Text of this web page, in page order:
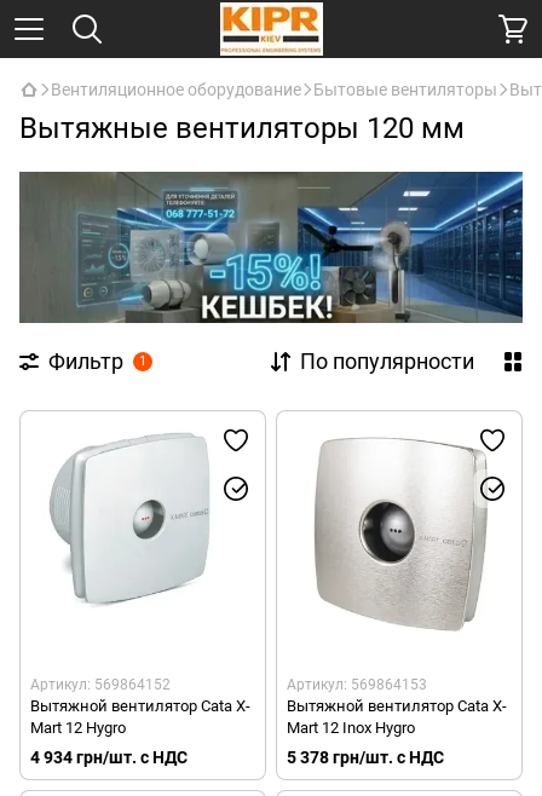
Вентиляционное оборудование Бытовые вентиляторы
Вытяжные вентиляторы 120 мм
Фильтр 1 По популярности
Артикул: 569864152
Вытяжной вентилятор Cata X-
Mart 12 Hygro
4 934 грн/шт. с НДС
Артикул: 569864153
Вытяжной вентилятор Cata X-
Mart 12 Inox Нygro
5 378 грн/шт. с НДС